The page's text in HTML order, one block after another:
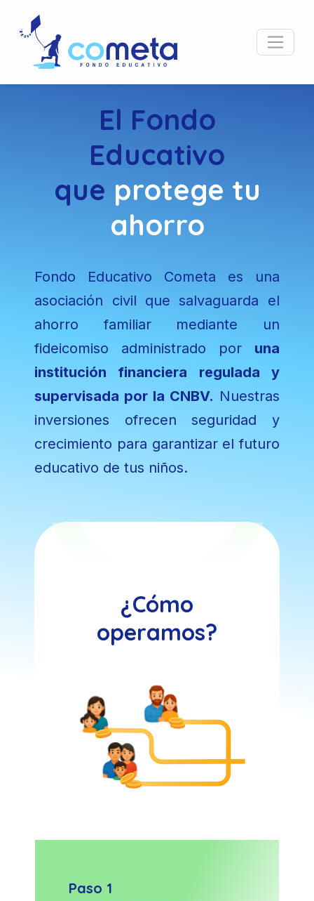
El Fondo
Educativo
que protege tu
ahorro
Fondo Educativo Cometa es una
asociación civil que salvaguarda el
ahorro familiar mediante un
fideicomiso administrado por una
institución financiera regulada y
supervisada por la CNBV. Nuestras
inversiones ofrecen seguridad y
crecimiento para garantizar el futuro
educativo de tus niños.
¿Cómo
operamos?
Paso 1